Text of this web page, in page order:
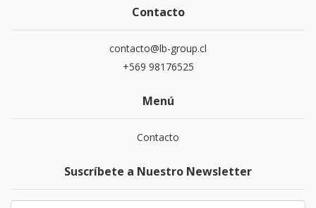
Contacto
contacto@lb-group.cl
+569 98176525
Menú
Contacto
Suscríbete a Nuestro Newsletter